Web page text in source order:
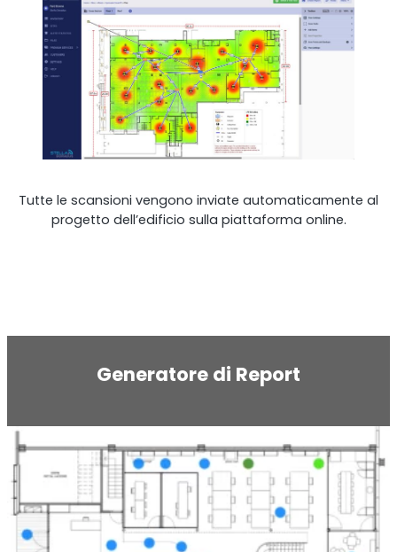
Monitoraggio remoto
All Products
Tutte le scansioni vengono inviate automaticamente al
progetto dell’edificio sulla piattaforma online.
Generatore di Report